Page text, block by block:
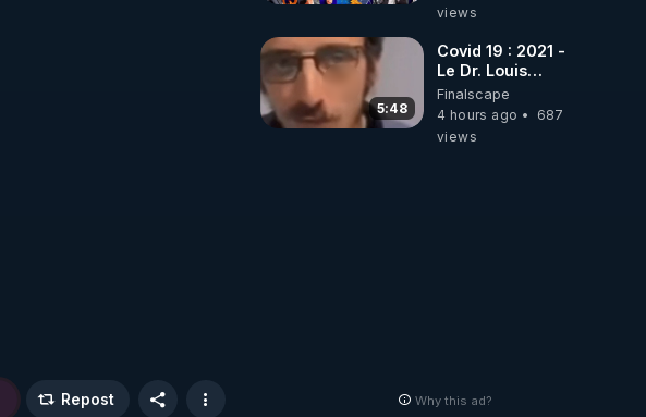
Repost
views
5:48
Covid 19 : 2021 -
Le Dr. Louis
Fouché renverse
le plateau de
CNews !
Finalscape
4 hours ago
687
views
Why this ad?